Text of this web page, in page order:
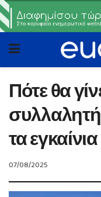
Πότε θα
τα
07/08/2025